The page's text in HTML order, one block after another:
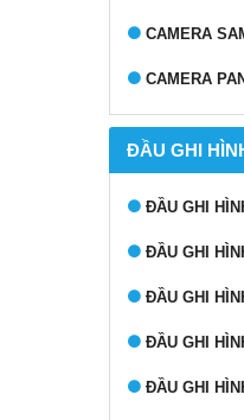
CAMERA
CAMERA
ĐẦU GHI
ĐẦU GHI
ĐẦU GHI
ĐẦU GHI
ĐẦU GHI
ĐẦU GHI